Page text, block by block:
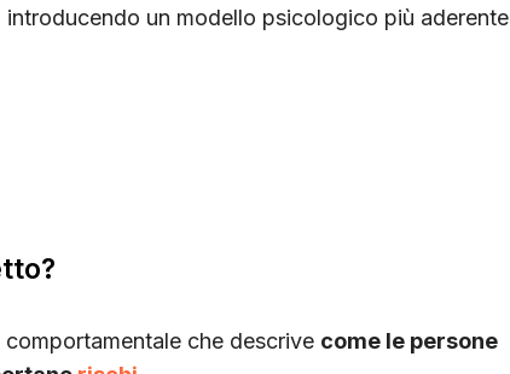
un modello psicologico più aderente
che descrive come le persone